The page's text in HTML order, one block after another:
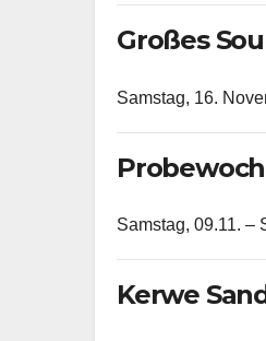
Großes
Samstag, 16.
Samstag, 09.11. –
Kerwe